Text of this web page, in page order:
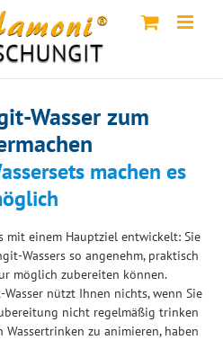
Wasser zum
machen es
mit einem Hauptziel entwickelt: Sie
Wassers so angenehm, praktisch
möglich zubereiten können.
nützt Ihnen nichts, wenn Sie
nicht regelmäßig trinken
zu animieren, haben